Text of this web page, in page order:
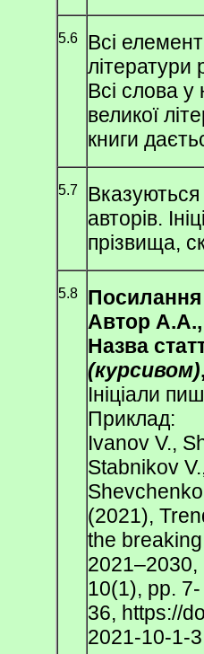
5.6
Всі
літератури
Всі слова у
великої
книги
5.7
Вказуються
авторів.
прізвища,
5.8
Автор
Назва
(курсивом)
Ініціали
Приклад:
Ivanov V.,
Stabnikov
(2021),
the
2021–2030,
10(1), pp. 7-
36, https://
2021-10-1-3